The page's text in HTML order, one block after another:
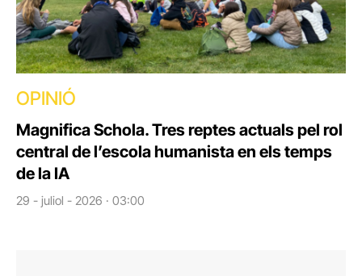
OPINIÓ
Magnifica Schola. Tres reptes actuals pel rol
central de l’escola humanista en els temps
de la IA
29 - juliol - 2026 · 03:00